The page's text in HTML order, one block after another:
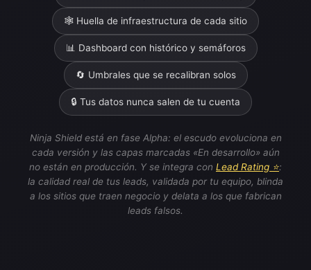
🕸️ Huella de infraestructura de cada sitio
📊 Dashboard con histórico y semáforos
🔄 Umbrales que se recalibran solos
🔒 Tus datos nunca salen de tu cuenta
Ninja Shield está en fase Alpha: el escudo evoluciona en
cada versión y las capas marcadas «En desarrollo» aún
no están en producción. Y se integra con Lead Rating ⭐:
la calidad real de tus leads, validada por tu equipo, blinda
a los sitios que traen negocio y delata a los que fabrican
leads falsos.